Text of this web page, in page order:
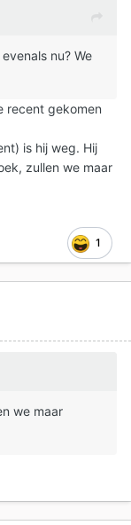
nu? We
recent gekomen
is hij weg. Hij
zullen we maar
1
we maar